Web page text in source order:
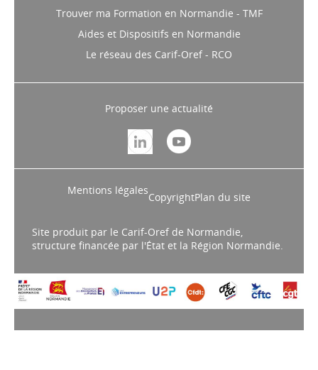
Trouver ma Formation en Normandie - TMF
Aides et Dispositifs en Normandie
Le réseau des Carif-Oref - RCO
Proposer une actualité
Mentions légales
CopyrightPlan du site
Site produit par le Carif-Oref de Normandie,
structure financée par l'État et la Région Normandie.